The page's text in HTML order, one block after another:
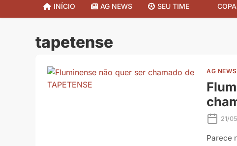
INÍCIO AG NEWS SEU TIME
tapetense
AG
21/
Parece